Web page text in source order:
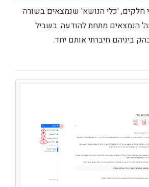
חלקים, 'כלי הנושא' שנמצאים בשורה
הנמצאים מתחת להודעה. בשביל
ביניהם חיברתי אותם יחד.